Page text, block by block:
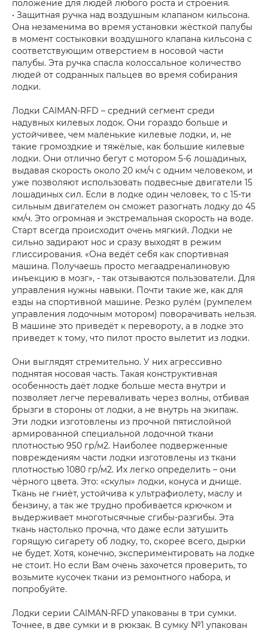
положение для людей любого роста и строения.
• Защитная ручка над воздушным клапаном кильсона.
Она незаменима во время установки жёсткой палубы
в момент состыковки воздушного клапана кильсона с
соответствующим отверстием в носовой части
палубы. Эта ручка спасла колоссальное количество
людей от содранных пальцев во время собирания
лодки.
Лодки CAIMAN-RFD – средний сегмент среди
надувных килевых лодок. Они гораздо больше и
устойчивее, чем маленькие килевые лодки, и, не
такие громоздкие и тяжёлые, как большие килевые
лодки. Они отлично бегут с мотором 5-6 лошадиных,
выдавая скорость около 20 км/ч с одним человеком, и
уже позволяют использовать подвесные двигатели 15
лошадиных сил. Если в лодке один человек, то с 15-ти
сильным двигателем он сможет разогнать лодку до 45
км/ч. Это огромная и экстремальная скорость на воде.
Старт всегда происходит очень мягкий. Лодки не
сильно задирают нос и сразу выходят в режим
глиссирования. «Она ведёт себя как спортивная
машина. Получаешь просто мегаадреналиновую
инъекцию в мозг», - так отзываются пользователи. Для
управления нужны навыки. Почти такие же, как для
езды на спортивной машине. Резко рулём (румпелем
управления лодочным мотором) поворачивать нельзя.
В машине это приведёт к перевороту, а в лодке это
приведет к тому, что пилот просто вылетит из лодки.
Они выглядят стремительно. У них агрессивно
поднятая носовая часть. Такая конструктивная
особенность даёт лодке больше места внутри и
позволяет легче переваливать через волны, отбивая
брызги в стороны от лодки, а не внутрь на экипаж.
Эти лодки изготовлены из прочной пятислойной
армированной специальной лодочной ткани
плотностью 950 гр/м2. Наиболее подверженные
повреждениям части лодки изготовлены из ткани
плотностью 1080 гр/м2. Их легко определить – они
чёрного цвета. Это: «скулы» лодки, конуса и днище.
Ткань не гниёт, устойчива к ультрафиолету, маслу и
бензину, а так же трудно пробивается крючком и
выдерживает многотысячные сгибы-разгибы. Эта
ткань настолько прочна, что даже если затушить
горящую сигарету об лодку, то, скорее всего, дырки
не будет. Хотя, конечно, экспериментировать на лодке
не стоит. Но если Вам очень захочется проверить, то
возьмите кусочек ткани из ремонтного набора, и
попробуйте.
Лодки серии CAIMAN-RFD упакованы в три сумки.
Точнее, в две сумки и в рюкзак. В сумку №1 упакован